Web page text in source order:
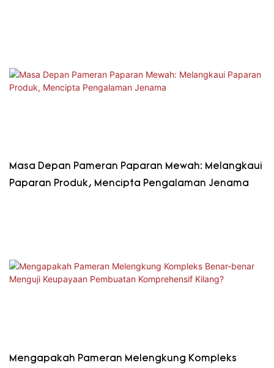
Masa Depan Pameran Paparan Mewah: Melangkaui
Paparan Produk, Mencipta Pengalaman Jenama
Mengapakah Pameran Melengkung Kompleks